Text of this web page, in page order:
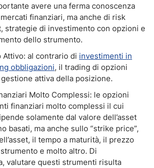
avere una ferma conoscenza
finanziari, ma anche di risk
strategie di investimento con opzioni e
dello strumento.
Attivo: al contrario di investimenti in
obbligazioni, il trading di opzioni
attiva della posizione.
Molto Complessi: le opzioni
finanziari molto complessi il cui
solamente dal valore dell’asset
basati, ma anche sullo “strike price”,
il tempo a maturità, il prezzo
e molto altro. Di
valutare questi strumenti risulta